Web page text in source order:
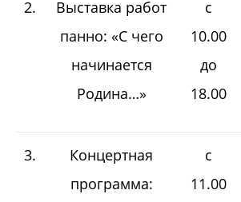
2.
Выставка работ
панно: «С чего
начинается
Родина…»
с
10.00
до
18.00
3.
Концертная
программа:
с
11.00